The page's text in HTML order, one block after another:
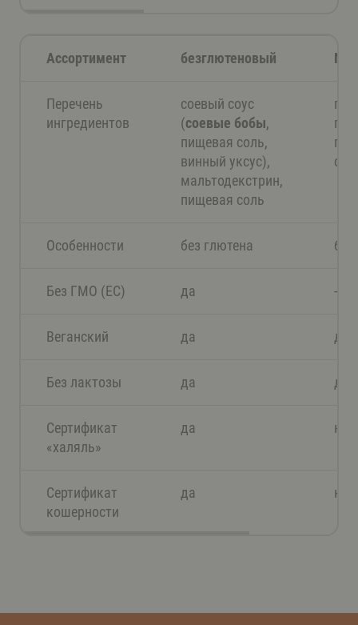
Ассортимент безглютеновый
Перечень
ингредиентов
соевый соус
(соевые бобы,
пищевая соль,
винный уксус),
мальтодекстрин,
пищевая соль
Особенности без глютена без
Без ГМО (EС) да -
Веганский да да
Без лактозы да да
Сертификат
«халяль»
да нет
Сертификат
кошерности
да нет